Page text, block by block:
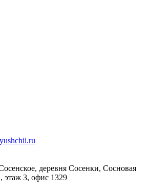
деревня Сосенки, Сосновая
этаж 3, офис 1329